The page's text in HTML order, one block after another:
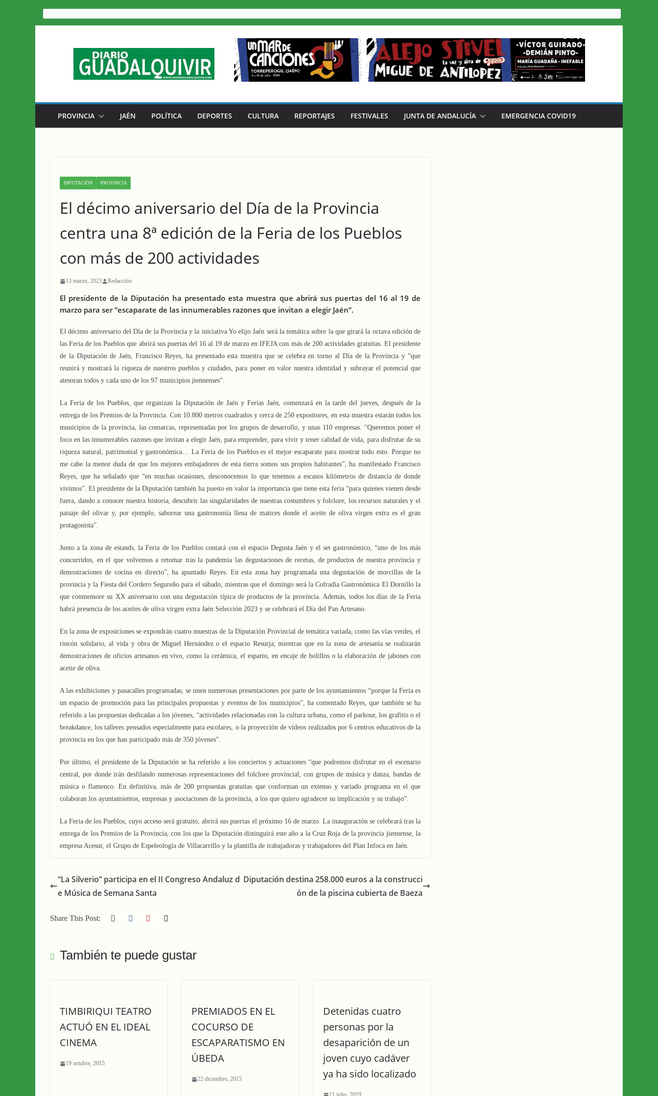
Saltar
al
PROVINCIA JAÉN POLÍTICA DEPORTES CULTURA REPORTAJES FESTIVALES JUNTA DE ANDALUCÍA EMERGENCIA COVID19
DIPUTACIÓN PROVINCIA
El décimo aniversario del Día de la Provincia
centra una 8ª edición de la Feria de los Pueblos
con más de 200 actividades
13 marzo, 2023 Redacción
El presidente de la Diputación ha presentado esta muestra que abrirá sus puertas del 16 al 19 de
marzo para ser “escaparate de las innumerables razones que invitan a elegir Jaén”.
El décimo aniversario del Día de la Provincia y la iniciativa Yo elijo Jaén será la temática sobre la que girará la octava edición de
las Feria de los Pueblos que abrirá sus puertas del 16 al 19 de marzo en IFEJA con más de 200 actividades gratuitas. El presidente
de la Diputación de Jaén, Francisco Reyes, ha presentado esta muestra que se celebra en torno al Día de la Provincia y “que
reunirá y mostrará la riqueza de nuestros pueblos y ciudades, para poner en valor nuestra identidad y subrayar el potencial que
atesoran todos y cada uno de los 97 municipios jiennenses”.
La Feria de los Pueblos, que organizan la Diputación de Jaén y Ferias Jaén, comenzará en la tarde del jueves, después de la
entrega de los Premios de la Provincia. Con 10.800 metros cuadrados y cerca de 250 expositores, en esta muestra estarán todos los
municipios de la provincia, las comarcas, representadas por los grupos de desarrollo, y unas 110 empresas. “Queremos poner el
foco en las innumerables razones que invitan a elegir Jaén, para emprender, para vivir y tener calidad de vida, para disfrutar de su
riqueza natural, patrimonial y gastronómica… La Feria de los Pueblos es el mejor escaparate para mostrar todo esto. Porque no
me cabe la menor duda de que los mejores embajadores de esta tierra somos sus propios habitantes”, ha manifestado Francisco
Reyes, que ha señalado que “en muchas ocasiones, desconocemos lo que tenemos a escasos kilómetros de distancia de donde
vivimos”. El presidente de la Diputación también ha puesto en valor la importancia que tiene esta feria “para quienes vienen desde
fuera, dando a conocer nuestra historia, descubrir las singularidades de nuestras costumbres y folclore, los recursos naturales y el
paisaje del olivar y, por ejemplo, saborear una gastronomía llena de matices donde el aceite de oliva virgen extra es el gran
protagonista”.
Junto a la zona de estands, la Feria de los Pueblos contará con el espacio Degusta Jaén y el set gastronómico, “uno de los más
concurridos, en el que volvemos a retomar tras la pandemia las degustaciones de recetas, de productos de nuestra provincia y
demostraciones de cocina en directo”, ha apuntado Reyes. En esta zona hay programada una degustación de morcillas de la
provincia y la Fiesta del Cordero Segureño para el sábado, mientras que el domingo será la Cofradía Gastronómica El Dornillo la
que conmemore su XX aniversario con una degustación típica de productos de la provincia. Además, todos los días de la Feria
habrá presencia de los aceites de oliva virgen extra Jaén Selección 2023 y se celebrará el Día del Pan Artesano.
En la zona de exposiciones se expondrán cuatro muestras de la Diputación Provincial de temática variada, como las vías verdes, el
rincón solidario, al vida y obra de Miguel Hernández o el espacio Resurja; mientras que en la zona de artesanía se realizarán
demostraciones de oficios artesanos en vivo, como la cerámica, el esparto, en encaje de bolillos o la elaboración de jabones con
aceite de oliva.
A las exhibiciones y pasacalles programadas, se unen numerosas presentaciones por parte de los ayuntamientos “porque la Feria es
un espacio de promoción para las principales propuestas y eventos de los municipios”, ha comentado Reyes, que también se ha
referido a las propuestas dedicadas a los jóvenes, “actividades relacionadas con la cultura urbana, como el parkour, los grafitis o el
breakdance, los talleres pensados especialmente para escolares, o la proyección de vídeos realizados por 6 centros educativos de la
provincia en los que han participado más de 350 jóvenes”.
Por último, el presidente de la Diputación se ha referido a los conciertos y actuaciones “que podremos disfrutar en el escenario
central, por donde irán desfilando numerosas representaciones del folclore provincial, con grupos de música y danza, bandas de
música o flamenco. En definitiva, más de 200 propuestas gratuitas que conforman un extenso y variado programa en el que
colaboran los ayuntamientos, empresas y asociaciones de la provincia, a los que quiero agradecer su implicación y su trabajo”.
La Feria de los Pueblos, cuyo acceso será gratuito, abrirá sus puertas el próximo 16 de marzo. La inauguración se celebrará tras la
entrega de los Premios de la Provincia, con los que la Diputación distinguirá este año a la Cruz Roja de la provincia jiennense, la
empresa Acesur, el Grupo de Espeleología de Villacarrillo y la plantilla de trabajadoras y trabajadores del Plan Infoca en Jaén.
“La Silverio” participa en el II Congreso Andaluz d
e Música de Semana Santa
Diputación destina 258.000 euros a la construcci
ón de la piscina cubierta de Baeza
Share This Post:
También te puede gustar
TIMBIRIQUI TEATRO
ACTUÓ EN EL IDEAL
CINEMA
19 octubre, 2015
PREMIADOS EN EL
COCURSO DE
ESCAPARATISMO EN
ÚBEDA
22 diciembre, 2015
Detenidas cuatro
personas por la
desaparición de un
joven cuyo cadáver
ya ha sido localizado
11 julio, 2019